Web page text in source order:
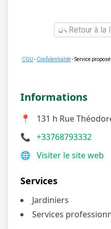
Retour à
CGU - Confidentialité- Service
Informations
📍
131 h Rue
📞 +33768793332
🌐 Visiter le site web
Services
Jardiniers
Services